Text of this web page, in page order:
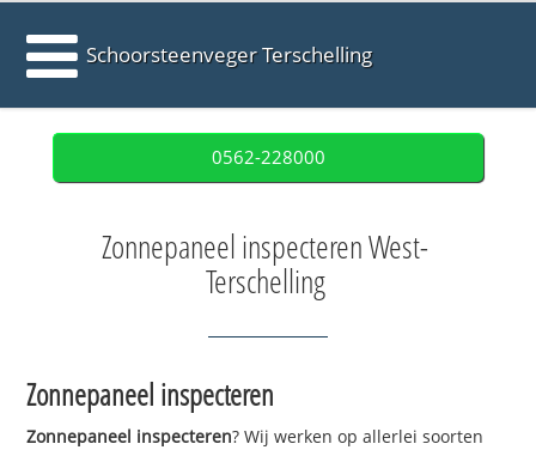
Schoorsteenveger Terschelling
0562-228000
Zonnepaneel inspecteren West-
Terschelling
Zonnepaneel inspecteren
Zonnepaneel inspecteren? Wij werken op allerlei soorten